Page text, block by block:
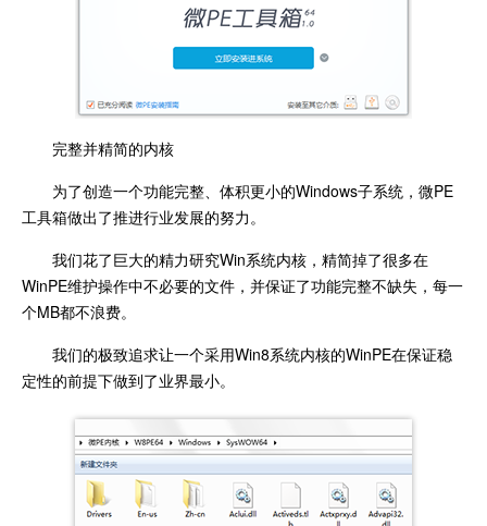
完整并精简的内核
为了创造一个功能完整、体积更小的Windows子系统，微PE
工具箱做出了推进行业发展的努力。
我们花了巨大的精力研究Win系统内核，精简掉了很多在
WinPE维护操作中不必要的文件，并保证了功能完整不缺失，每一
个MB都不浪费。
我们的极致追求让一个采用Win8系统内核的WinPE在保证稳
定性的前提下做到了业界最小。